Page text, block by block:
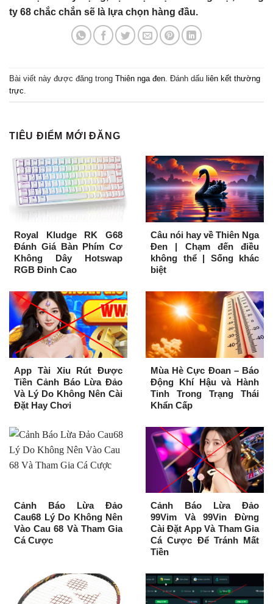
ty 68 chắc chắn sẽ là lựa chọn hàng đầu.
Bài viết này được đăng trong Thiên nga đen . Đánh dấu liên kết thường
trực
TIÊU ĐIỂM MỚI ĐĂNG
Royal Kludge RK G68
Đánh Giá Bàn Phím Cơ
Không Dây Hotswap
RGB Đỉnh Cao
Câu nói hay về Thiên Nga
Đen | Chạm đến điều
không thể | Sống khác
biệt
App Tài Xỉu Rút Được
Tiền Cảnh Báo Lừa Đảo
Và Lý Do Không Nên Cài
Đặt Hay Chơi
Mùa Hè Cực Đoan – Báo
Động Khí Hậu và Hành
Tinh Trong Trạng Thái
Khẩn Cấp
Cảnh Báo Lừa Đảo
Cau68 Lý Do Không Nên
Vào Cau 68 Và Tham Gia
Cá Cược
Cảnh Báo Lừa Đảo
99Vim Và 99Vin Đừng
Cài Đặt App Và Tham Gia
Cá Cược Để Tránh Mất
Tiền